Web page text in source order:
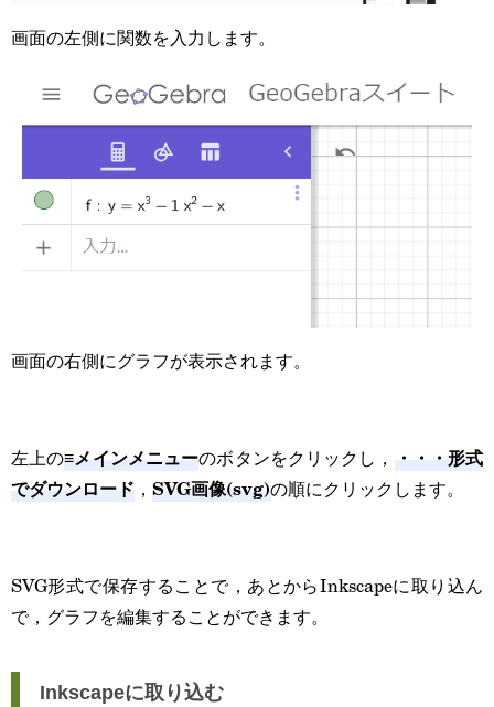
画面の左側に関数を入力します。
画面の右側にグラフが表示されます。
左上の≡メインメニューのボタンをクリックし，
・・・形式
でダウンロード ， SVG画像(svg)の順にクリックします。
SVG形式で保存することで，あとからInkscapeに取り込ん
で，グラフを編集することができます。
Inkscapeに取り込む